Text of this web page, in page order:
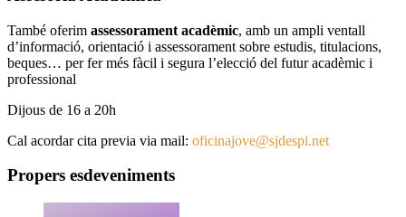
També oferim assessorament acadèmic, amb un ampli ventall
d’informació, orientació i assessorament sobre estudis, titulacions,
beques… per fer més fàcil i segura l’elecció del futur acadèmic i
professional
Dijous de 16 a 20h
Cal acordar cita previa via mail: oficinajove@sjdespi.net
Propers esdeveniments